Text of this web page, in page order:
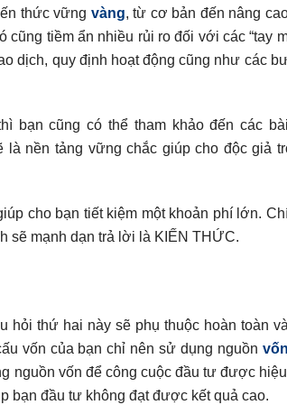
thức vững vàng, từ cơ bản đến nâng
tiềm ẩn nhiều rủi ro đối với các “tay
dịch, quy định hoạt động cũng như các
bạn cũng có thể tham khảo đến các
nền tảng vững chắc giúp cho độc giả
cho bạn tiết kiệm một khoản phí lớn.
sẽ mạnh dạn trả lời là KIẾN THỨC.
thứ hai này sẽ phụ thuộc hoàn toàn
vốn của bạn chỉ nên sử dụng nguồn
nguồn vốn để công cuộc đầu tư được
bạn đầu tư không đạt được kết quả cao.